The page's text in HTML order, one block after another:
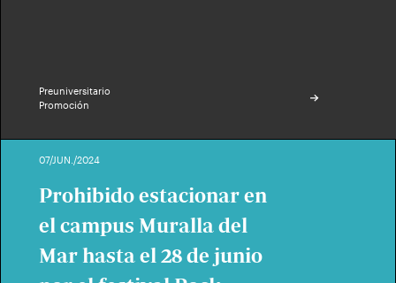
Preuniversitario
Promoción
07/JUN./2024
Prohibido estacionar en
el campus Muralla del
Mar hasta el 28 de junio